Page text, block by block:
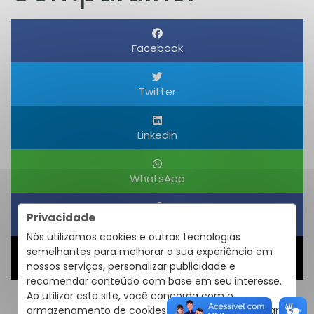
Privacidade
Nós utilizamos cookies e outras tecnologias
semelhantes para melhorar a sua experiência em
nossos serviços, personalizar publicidade e
recomendar conteúdo com base em seu interesse.
Ao utilizar este site, você concorda com o
armazenamento de cookies em seu dispositivo para
Facebook
Twitter
Linkedin
WhatsApp
Compartilhar